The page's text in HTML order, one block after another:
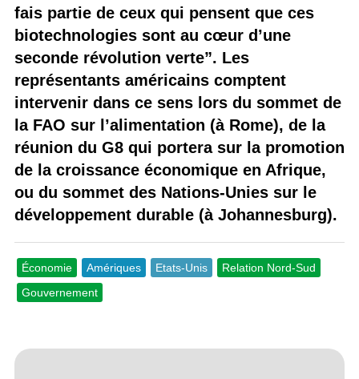
fais partie de ceux qui pensent que ces
biotechnologies sont au cœur d’une
seconde révolution verte”. Les
représentants américains comptent
intervenir dans ce sens lors du sommet de
la FAO sur l’alimentation (à Rome), de la
réunion du G8 qui portera sur la promotion
de la croissance économique en Afrique,
ou du sommet des Nations-Unies sur le
développement durable (à Johannesburg).
Économie Amériques Etats-Unis
Relation Nord-Sud
Gouvernement